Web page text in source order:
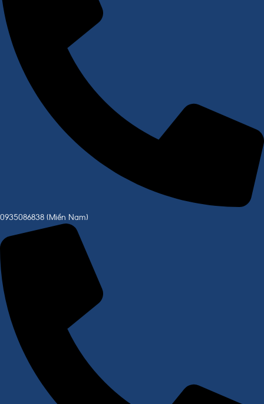
0935086838 (Miền Nam)